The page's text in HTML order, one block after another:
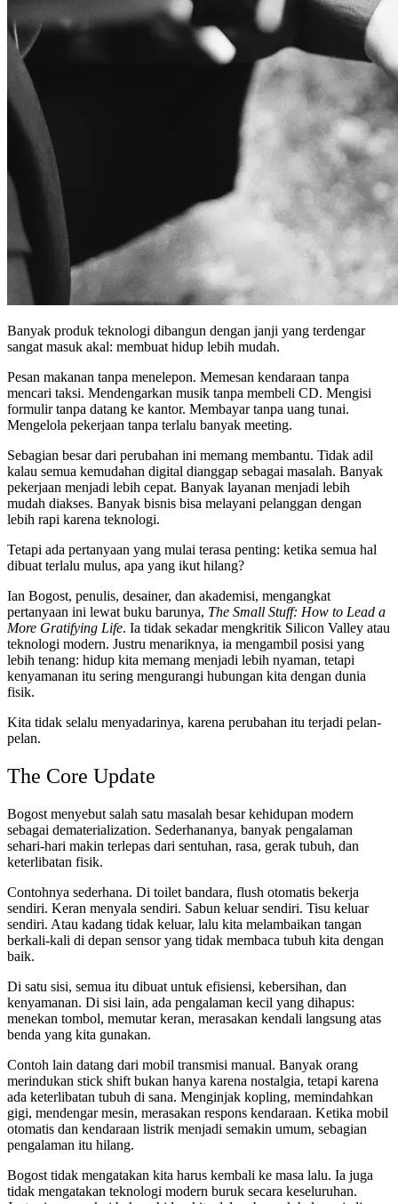
Banyak produk teknologi dibangun dengan janji yang terdengar
sangat masuk akal: membuat hidup lebih mudah.
Pesan makanan tanpa menelepon. Memesan kendaraan tanpa
mencari taksi. Mendengarkan musik tanpa membeli CD. Mengisi
formulir tanpa datang ke kantor. Membayar tanpa uang tunai.
Mengelola pekerjaan tanpa terlalu banyak meeting.
Sebagian besar dari perubahan ini memang membantu. Tidak adil
kalau semua kemudahan digital dianggap sebagai masalah. Banyak
pekerjaan menjadi lebih cepat. Banyak layanan menjadi lebih
mudah diakses. Banyak bisnis bisa melayani pelanggan dengan
lebih rapi karena teknologi.
Tetapi ada pertanyaan yang mulai terasa penting: ketika semua hal
dibuat terlalu mulus, apa yang ikut hilang?
Ian Bogost, penulis, desainer, dan akademisi, mengangkat
pertanyaan ini lewat buku barunya, The Small Stuff: How to Lead a
More Gratifying Life. Ia tidak sekadar mengkritik Silicon Valley atau
teknologi modern. Justru menariknya, ia mengambil posisi yang
lebih tenang: hidup kita memang menjadi lebih nyaman, tetapi
kenyamanan itu sering mengurangi hubungan kita dengan dunia
fisik.
Kita tidak selalu menyadarinya, karena perubahan itu terjadi pelan-
pelan.
The Core Update
Bogost menyebut salah satu masalah besar kehidupan modern
sebagai dematerialization. Sederhananya, banyak pengalaman
sehari-hari makin terlepas dari sentuhan, rasa, gerak tubuh, dan
keterlibatan fisik.
Contohnya sederhana. Di toilet bandara, flush otomatis bekerja
sendiri. Keran menyala sendiri. Sabun keluar sendiri. Tisu keluar
sendiri. Atau kadang tidak keluar, lalu kita melambaikan tangan
berkali-kali di depan sensor yang tidak membaca tubuh kita dengan
baik.
Di satu sisi, semua itu dibuat untuk efisiensi, kebersihan, dan
kenyamanan. Di sisi lain, ada pengalaman kecil yang dihapus:
menekan tombol, memutar keran, merasakan kendali langsung atas
benda yang kita gunakan.
Contoh lain datang dari mobil transmisi manual. Banyak orang
merindukan stick shift bukan hanya karena nostalgia, tetapi karena
ada keterlibatan tubuh di sana. Menginjak kopling, memindahkan
gigi, mendengar mesin, merasakan respons kendaraan. Ketika mobil
otomatis dan kendaraan listrik menjadi semakin umum, sebagian
pengalaman itu hilang.
Bogost tidak mengatakan kita harus kembali ke masa lalu. Ia juga
tidak mengatakan teknologi modern buruk secara keseluruhan.